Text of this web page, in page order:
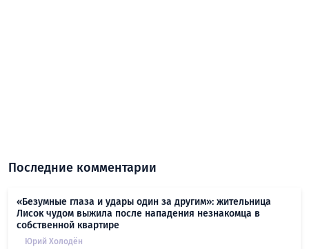
Последние комментарии
«Безумные глаза и удары один за другим»: жительница
Лисок чудом выжила после нападения незнакомца в
собственной квартире
Юрий Холодён